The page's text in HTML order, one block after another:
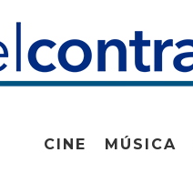
CINE MÚSICA